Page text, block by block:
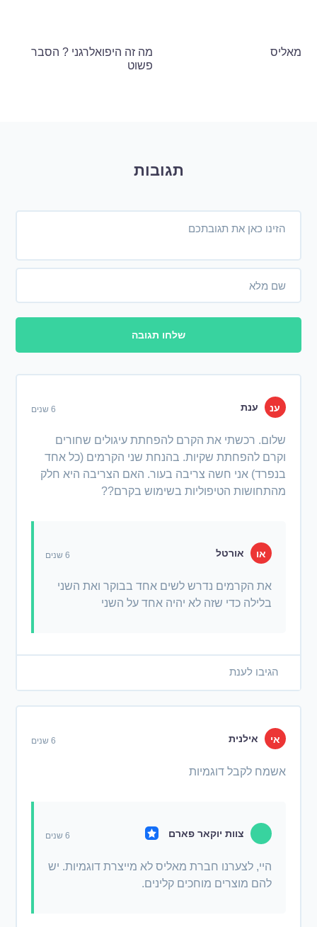
מאליס
מה זה היפואלרגני ? הסבר
פשוט
תגובות
שלחו תגובה
ענ ענת 6 שנים
שלום. רכשתי את הקרם להפחתת עיגולים שחורים
וקרם להפחתת שקיות. בהנחת שני הקרמים (כל אחד
בנפרד) אני חשה צריבה בעור. האם הצריבה היא חלק
מהתחושות הטיפוליות בשימוש בקרם??
או אורטל 6 שנים
את הקרמים נדרש לשים אחד בבוקר ואת השני
בלילה כדי שזה לא יהיה אחד על השני
אי אילנית 6 שנים
אשמח לקבל דוגמיות
צוות יוקאר פארם 6 שנים
היי, לצערנו חברת מאליס לא מייצרת דוגמיות. יש
להם מוצרים מוחכים קלינים.